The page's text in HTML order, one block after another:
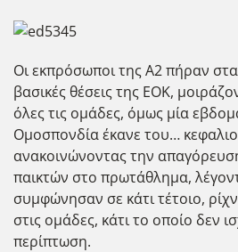
Οι εκπρόσωποι της Α2 πήραν στα
βασικές θέσεις της ΕΟΚ,
όλες τις ομάδες, όμως μία
Ομοσπονδία έκανε του…
ανακοινώνοντας την
παικτών στο πρωτάθλημα,
συμφώνησαν σε κάτι τέτοιο,
στις ομάδες, κάτι το οποίο δεν
περίπτωση.